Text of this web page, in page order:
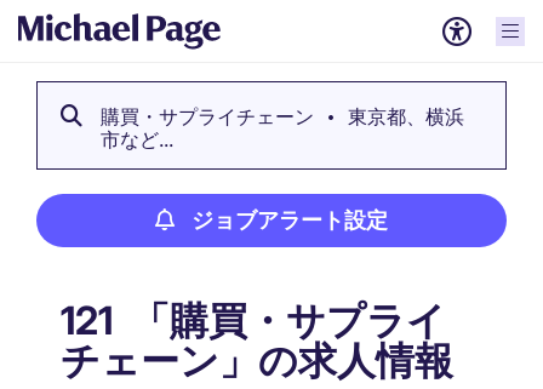
購買・サプライチェーン
東京都、横浜
市など...
ジョブアラート設定
121 「購買・サプライ
チェーン」の求人情報